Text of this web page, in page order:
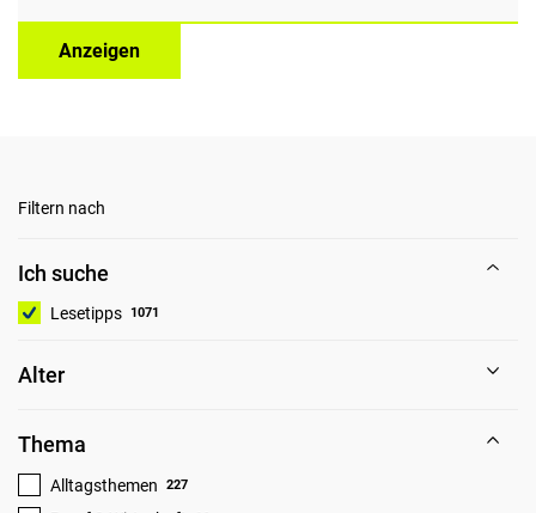
Anzeigen
Filtern nach
Ich suche
Lesetipps 1071
Alter
Thema
Alltagsthemen 227